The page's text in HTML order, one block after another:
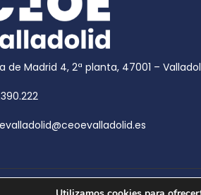
de Madrid 4, 2ª planta, 47001 –